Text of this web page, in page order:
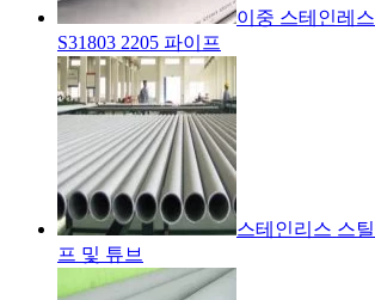
이중 스테인레
S31803 2205 파이프
스테인리스 스틸
프 및 튜브